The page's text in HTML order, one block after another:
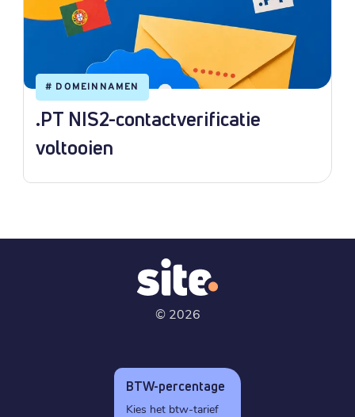
# DOMEINNAMEN
.PT NIS2-contactverificatie
voltooien
© 2026
BTW-percentage
Kies het btw-tarief